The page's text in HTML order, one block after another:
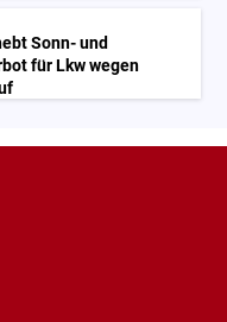
Sonn- und
für Lkw wegen